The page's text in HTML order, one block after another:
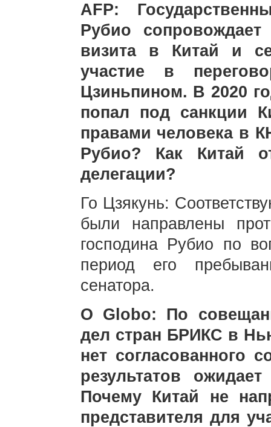
AFP:
Рубио
визита в Китай и
участие в
Цзиньпином. В 2020
попал под санкции
правами человека в
Рубио? Как Китай
делегации?
Го Цзякунь:
были направлены
господина Рубио по
период его
сенатора.
O Globo: По
дел стран БРИКС в
нет согласованного
результатов
Почему Китай не
представителя для